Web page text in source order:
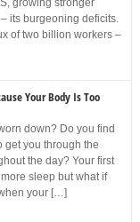
growing stronger
its burgeoning deficits.
of two billion workers –
Your Body Is Too
down? Do you find
get you through the
the day? Your first
sleep but what if
your […]